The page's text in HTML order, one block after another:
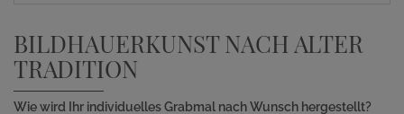
BILDHAUERKUNST NACH ALTER
TRADITION
Wie wird Ihr individuelles Grabmal nach Wunsch hergestellt?